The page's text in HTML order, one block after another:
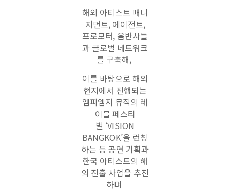
해외 아티스트 매니
지먼트, 에이전트,
프로모터, 음반사들
과 글로벌 네트워크
를 구축해,
이를 바탕으로 해외
현지에서 진행되는
엠피엠지 뮤직의 레
이블 페스티
벌 ‘VISION
BANGKOK’을 런칭
하는 등 공연 기획과
한국 아티스트의 해
외 진출 사업을 추진
하며